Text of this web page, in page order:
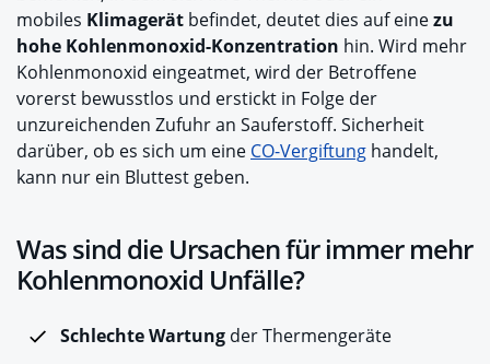
mobiles Klimagerät befindet, deutet dies auf einezu
hohe Kohlenmonoxid-Konzentration hin. Wird mehr
Kohlenmonoxid eingeatmet, wird der Betroffene
vorerst bewusstlos und erstickt in Folge der
unzureichenden Zufuhr an Sauferstoff. Sicherheit
darüber, ob es sich um eine CO-Vergiftung handelt,
kann nur ein Bluttest geben.
Was sind die Ursachen für immer mehr
Kohlenmonoxid Unfälle?
Schlechte Wartung der Thermengeräte